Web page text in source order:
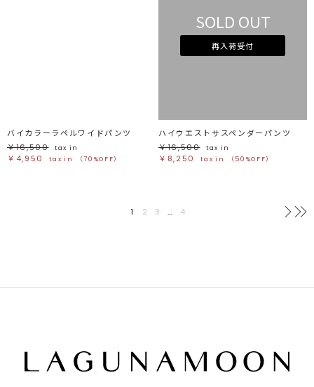
バイカラーラペルワイドパンツ
￥16,500
tax in
￥4,950 tax in （70%OFF）
SOLD OUT
再入荷受付
ハイウエストサスペンダーパンツ
￥16,500
tax in
￥8,250 tax in （50%OFF）
1 2 3 … 4 次へ